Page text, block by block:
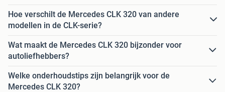
Hoe verschilt de Mercedes CLK 320 van andere
modellen in de CLK-serie?
Wat maakt de Mercedes CLK 320 bijzonder voor
autoliefhebbers?
Welke onderhoudstips zijn belangrijk voor de
Mercedes CLK 320?